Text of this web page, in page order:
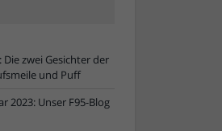
Die zwei Gesichter der
und Puff
2023: Unser F95-Blog